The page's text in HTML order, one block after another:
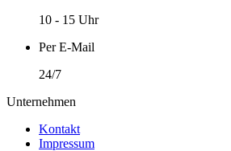
10 - 15 Uhr
Per E-Mail
24/7
Unternehmen
Kontakt
Impressum